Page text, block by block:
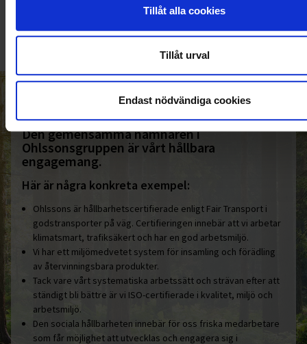
Tillåt alla cookies
Tillåt urval
Endast nödvändiga cookies
HELT ENKELT HÅLLBART
Den gemensamma nämnaren i
Ohlssonsgruppen är vårt hållbara
engagemang.
Här är några konkreta exempel:
Ohlssons är hållbarhetscertifierade enligt Fair Transport i
godstransporter på väg. Certifieringen innebär att vi arbetar
klimatsmart, trafiksäkert och har en god arbetsmiljö.
Vi har ett miljömedvetet system för insamling och förädling
av återvinningsbara produkter.
Tack vare vårt systematiska arbetssätt och strävan efter att
ständigt bli bättre är vi ISO-certifierade i kvalitet, miljö och
arbetsmiljö.
Den sociala hållbarheten innebär för oss friska medarbetare
som får möjlighet att utvecklas och engagera sig i